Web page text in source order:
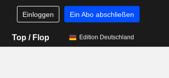
Einloggen Ein Abo abschließen
Top / Flop Edition Deutschland